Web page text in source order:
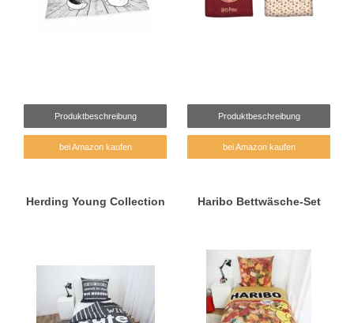
Produktbeschreibung
bei Amazon kaufen
Produktbeschreibung
bei Amazon kaufen
Herding Young Collection Haribo Bettwäsche-Set